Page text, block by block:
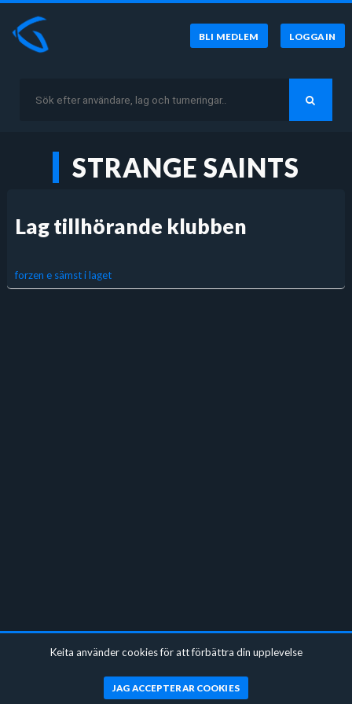
BLI MEDLEM LOGGA IN
STRANGE SAINTS
Lag tillhörande klubben
forzen e sämst i laget
Keita använder cookies för att förbättra din upplevelse
JAG ACCEPTERAR COOKIES